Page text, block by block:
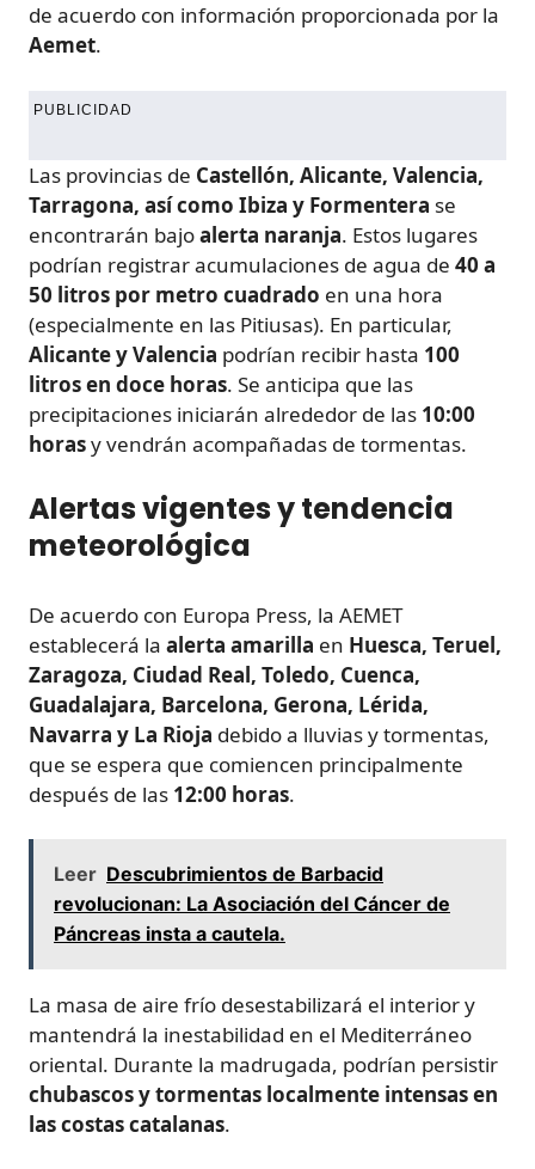
de acuerdo con información proporcionada por la
Aemet.
PUBLICIDAD
Las provincias de Castellón, Alicante, Valencia,
Tarragona, así como Ibiza y Formentera se
encontrarán bajoalerta naranja. Estos lugares
podrían registrar acumulaciones de agua de 40 a
50 litros por metro cuadrado en una hora
(especialmente en las Pitiusas). En particular,
Alicante y Valencia podrían recibir hasta 100
litros en doce horas. Se anticipa que las
precipitaciones iniciarán alrededor de las 10:00
horasy vendrán acompañadas de tormentas.
Alertas vigentes y tendencia
meteorológica
De acuerdo con Europa Press, la AEMET
establecerá la alerta amarilla en Huesca, Teruel,
Zaragoza, Ciudad Real, Toledo, Cuenca,
Guadalajara, Barcelona, Gerona, Lérida,
Navarra y La Rioja debido a lluvias y tormentas,
que se espera que comiencen principalmente
después de las 12:00 horas.
Leer Descubrimientos de Barbacid
revolucionan: La Asociación del Cáncer de
Páncreas insta a cautela.
La masa de aire frío desestabilizará el interior y
mantendrá la inestabilidad en el Mediterráneo
oriental. Durante la madrugada, podrían persistir
chubascos y tormentas localmente intensas en
las costas catalanas.